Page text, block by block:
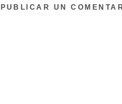
PUBLICAR UN